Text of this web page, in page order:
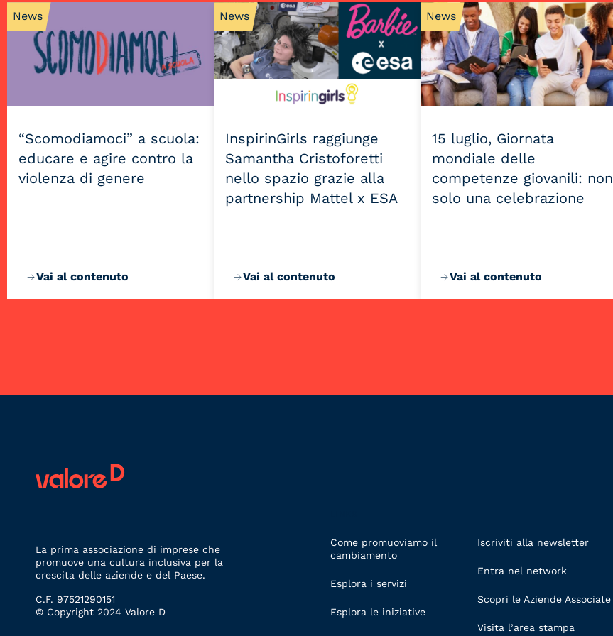
News
“Scomodiamoci” a scuola:
educare e agire contro la
violenza di genere
Vai al contenuto
News
InspirinGirls raggiunge
Samantha Cristoforetti
nello spazio grazie alla
partnership Mattel x ESA
Vai al contenuto
News
15 luglio, Giornata
mondiale delle
competenze giovanili: non
solo una celebrazione
Vai al contenuto
La prima associazione di imprese che
promuove una cultura inclusiva per la
crescita delle aziende e del Paese.
C.F. 97521290151
© Copyright 2024 Valore D
Come promuoviamo il
cambiamento
Esplora i servizi
Esplora le iniziative
Iscriviti alla newsletter
Entra nel network
Scopri le Aziende Associate
Visita l’area stampa